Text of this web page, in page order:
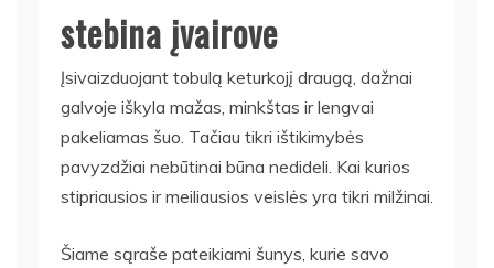
stebina įvairove
Įsivaizduojant tobulą keturkojį draugą, dažnai
galvoje iškyla mažas, minkštas ir lengvai
pakeliamas šuo. Tačiau tikri ištikimybės
pavyzdžiai nebūtinai būna nedideli. Kai kurios
stipriausios ir meiliausios veislės yra tikri milžinai.
Šiame sąraše pateikiami šunys, kurie savo